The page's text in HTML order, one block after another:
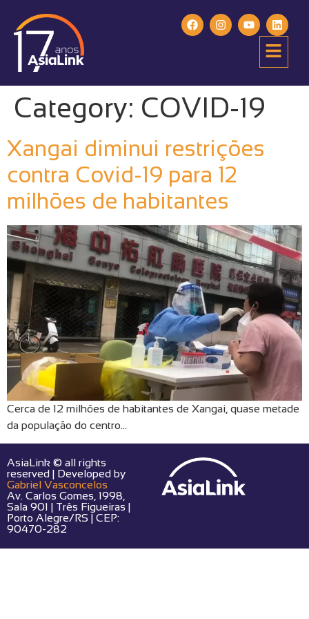
Category: COVID-19
Xangai diminui restrições
contra Covid-19 para 12
milhões de habitantes
Cerca de 12 milhões de habitantes de Xangai, quase metade
da população do centro…
AsiaLink © all rights
reserved | Developed by
Gabriel Vasconcelos
Av. Carlos Gomes, 1998,
Sala 901 | Três Figueiras |
Porto Alegre/RS | CEP:
90470-282